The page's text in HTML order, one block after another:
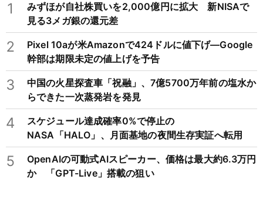
1
みずほが自社株買いを2,000億円に拡大 新NISAで
見る3メガ銀の還元差
2
Pixel 10aが米Amazonで424ドルに値下げ―Google
幹部は期限未定の値上げを予告
3
中国の火星探査車「祝融」、7億5700万年前の塩水か
らできた一次蒸発岩を発見
4
スケジュール達成確率0%で停止の
NASA「HALO」、月面基地の夜間生存実証へ転用
5
OpenAIの可動式AIスピーカー、価格は最大約6.3万円
か 「GPT-Live」搭載の狙い